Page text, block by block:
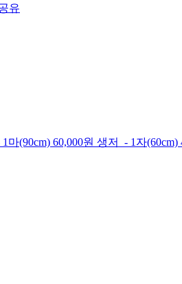
유
(90cm) 60,000원 생저 - 1자(60cm)